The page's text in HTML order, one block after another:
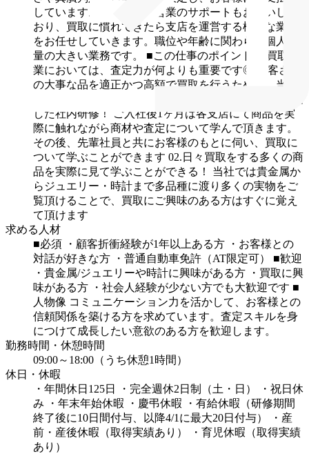
しています。また、外回営業のサポートもお願いして
おり、買取に慣れてきたら支店を運営する様々な業務
をお任せしていきます。職位や年齢に関わらず個人裁
量の大きい業務です。
■この仕事のポイント
◎買取事
業においては、査定力が何よりも重要です◎
お客さま
の大事な品を適正かつ高額で買取を行うために、当社
した社内研修！
ご入社後1ヶ月は各支店にて商品を実
際に触れながら商材や査定について学んで頂きます。
その後、先輩社員と共にお客様のもとに伺い、買取に
ついて学ぶことができます 02.日々買取をする多くの商
品を実際に見て学ぶことができる！
当社では貴金属か
らジュエリー・時計まで多品種に渡り多くの実物をご
覧頂けることで、買取にご興味のある方はすぐに覚え
て頂けます
求める人材
■必須
・顧客折衝経験が1年以上ある方
・お客様との
対話が好きな方
・普通自動車免許（AT限定可）
■歓迎
・貴金属/ジュエリーや時計に興味がある方
・買取に興
味がある方
・社会人経験が少ない方でも大歓迎です ■
人物像 コミュニケーション力を活かして、お客様との
信頼関係を築ける方を求めています。査定スキルを身
につけて成長したい意欲のある方を歓迎します。
勤務時間・休憩時間
09:00～18:00（うち休憩1時間）
休日・休暇
・年間休日125日
・完全週休2日制（土・日）
・祝日休
み
・年末年始休暇 ・慶弔休暇
・有給休暇（研修期間
終了後に10日間付与、以降4/1に最大20日付与）
・産
前・産後休暇（取得実績あり）
・育児休暇（取得実績
あり）